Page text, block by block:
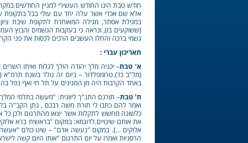
חודש טבת הינו החודש העשירי למניין החודשים
אלא שם אכדי אשר עלה יחד עם עולי בבל בתקופת
(ששוקעים בו), ונראה כי בעקבות הגשמים והבוץ
גשמי ברכה והחלו העשבים הרכים לכסות את פני
תאריכון עברי :
א' טבת– יכניה מלך יהודה הולך לגלות ואיתו
באחד הקרבות היה מן המגינים על תל חי ואף נפל
ח' טבת– תורגם התנ"ך ליוונית: "מעשה בתלמי
ואמר להם כתבו לי תורת משה רבכם , נתן הקב"ה
כלשונה מחשש לתקלות אשר יצאו מהתרגום ולכן כל
את אותם שינויים.לדוגמא: במקום "בראשית ברא
אלוקים …). במקום "נעשה אדם" – שינו כולם
הרסניות ואמרו על יום התרגום "אותו היום קשה